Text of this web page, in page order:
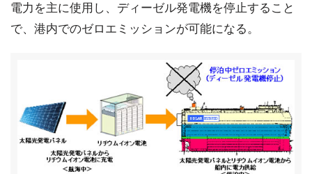
電力を主に使用し、ディーゼル発電機を停止すること
で、港内でのゼロエミッションが可能になる。